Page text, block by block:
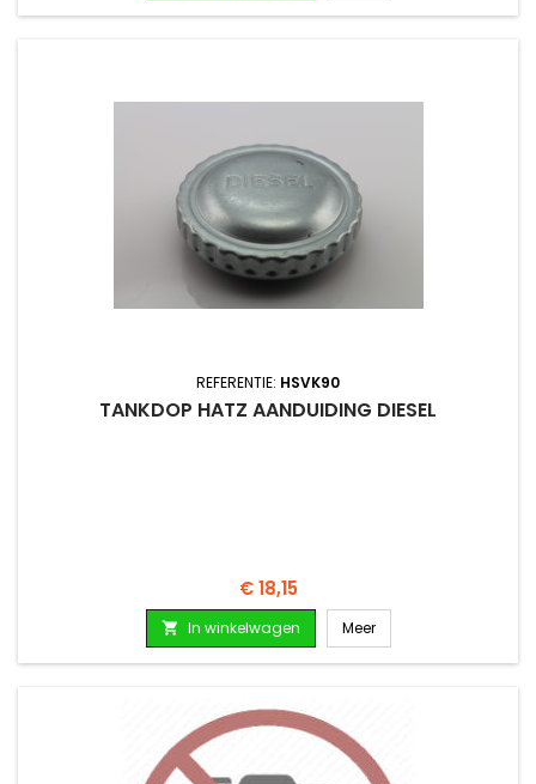
REFERENTIE: HSVK90
TANKDOP HATZ AANDUIDING DIESEL
Prijs
€ 18,15
 In winkelwagen Meer